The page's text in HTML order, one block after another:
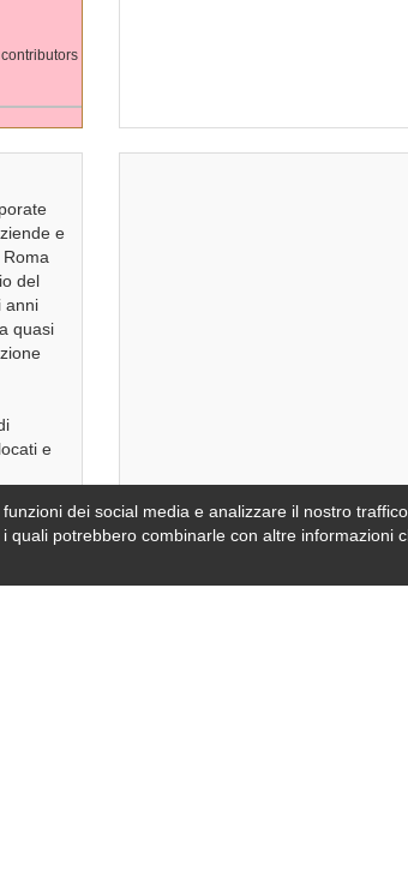
contributors
e
del
anni
quasi
e
video
dei social media e analizzare il nostro
potrebbero combinarle con altre